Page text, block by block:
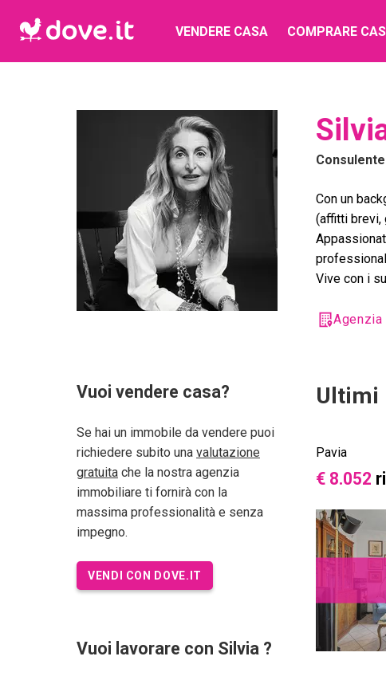
VENDERE CASA COMPRARE
Consulente
Con un
(affitti brevi,
Vive con i
Agenzia
Vuoi vendere casa?
Se hai un immobile da vendere puoi
richiedere subito una valutazione
gratuita che la nostra agenzia
immobiliare ti fornirà con la
massima professionalità e senza
impegno.
VENDI CON DOVE.IT
Vuoi lavorare con Silvia ?
Ultimi
Pavia
€ 8.052